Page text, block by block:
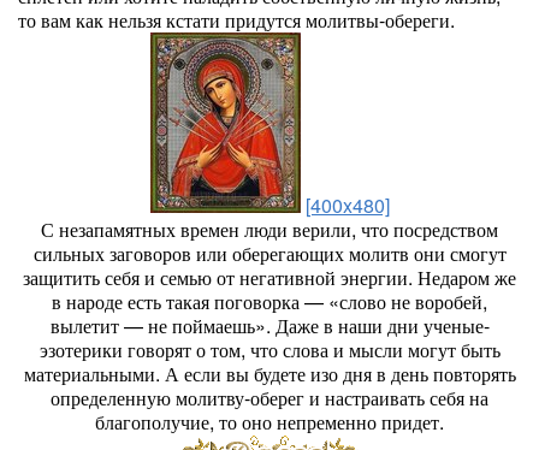
то вам как нельзя кстати придутся молитвы-обереги.
[400x480]
С незапамятных времен люди верили, что посредством
сильных заговоров или оберегающих молитв они смогут
защитить себя и семью от негативной энергии. Недаром же
в народе есть такая поговорка — «слово не воробей,
вылетит — не поймаешь». Даже в наши дни ученые-
эзотерики говорят о том, что слова и мысли могут быть
материальными. А если вы будете изо дня в день повторять
определенную молитву-оберег и настраивать себя на
благополучие, то оно непременно придет.